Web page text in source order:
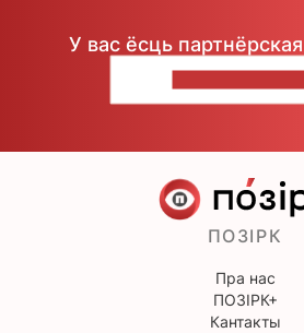
У вас ёсць
ПОЗІРК
Пра нас
ПОЗІРК+
Кантакты